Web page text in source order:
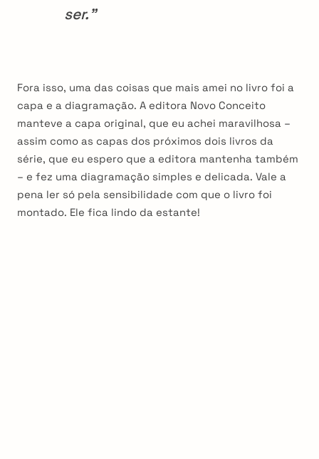
ser.”
Fora isso, uma das coisas que mais amei no livro foi a
capa e a diagramação. A editora Novo Conceito
manteve a capa original, que eu achei maravilhosa –
assim como as capas dos próximos dois livros da
série, que eu espero que a editora mantenha também
– e fez uma diagramação simples e delicada. Vale a
pena ler só pela sensibilidade com que o livro foi
montado. Ele fica lindo da estante!